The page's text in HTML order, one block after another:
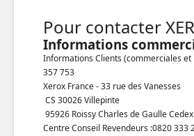
Pour contacter
Informations
Informations Clients (commerciales et
357 753
Xerox France - 33 rue des Vanesses
CS 30026 Villepinte
95926 Roissy Charles de Gaulle Cedex
Centre Conseil Revendeurs :0820 333